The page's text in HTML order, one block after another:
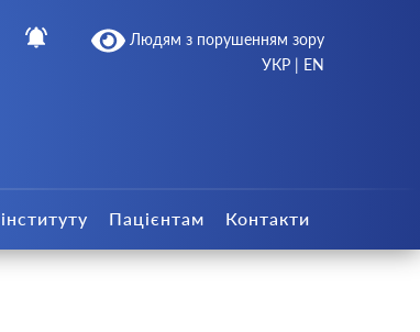
Людям з порушенням зору
УКР | EN
Пацієнтам Контакти